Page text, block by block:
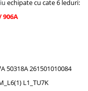
echipate cu cate 6 leduri:
906A
50318A 261501010084
L1_TU7K